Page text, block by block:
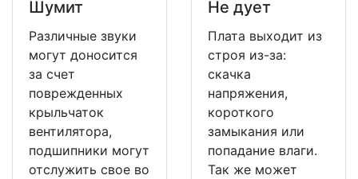
Шумит
Различные звуки
могут доносится
за счет
поврежденных
крыльчаток
вентилятора,
подшипники могут
отслужить свое во
Не дует
Плата выходит из
строя из-за:
скачка
напряжения,
короткого
замыкания или
попадание влаги.
Так же может